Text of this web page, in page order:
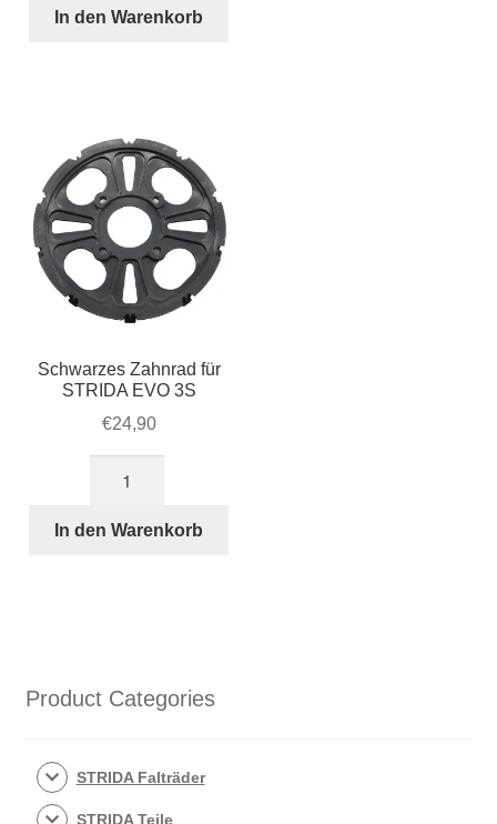
Antriebsriemen
3,
5,
LT,
SX
und
EVO
Menge
In den Warenkorb
Schwarzes Zahnrad für
STRIDA EVO 3S
€24,90
für
In den Warenkorb
Product Categories
STRIDA Falträder
STRIDA Teile